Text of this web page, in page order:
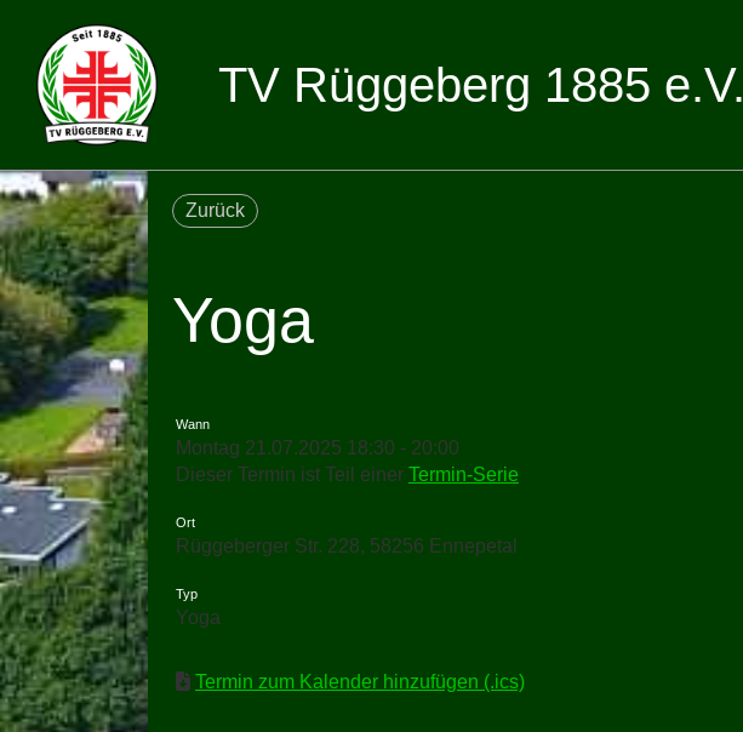
TV Rüggeberg 1885 e.V.
Zurück
Yoga
Wann
Montag 21.07.2025 18:30 - 20:00
Dieser Termin ist Teil einer Termin-Serie
Ort
Rüggeberger Str. 228, 58256 Ennepetal
Typ
Yoga
Termin zum Kalender hinzufügen (.ics)